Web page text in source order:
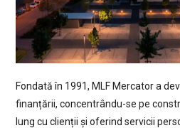
Fondată în 1991, MLF Mercator a
finanțării, concentrându-se pe
lung cu clienții și oferind servicii